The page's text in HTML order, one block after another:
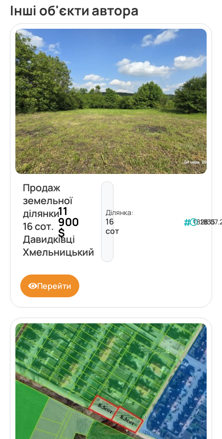
Інші об'єкти автора
Продаж
земельної
ділянки
16 сот.
Давидківці
Хмельницький
11
900
$
Ділянка:
16
сот
181835
Перейти